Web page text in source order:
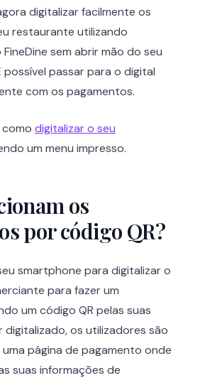
digitalizar facilmente os
restaurante utilizando
sem abrir mão do seu
possível passar para o digital
com os pagamentos.
digitalizar o seu
um menu impresso.
os
por código QR?
smartphone para digitalizar o
para fazer um
um código QR pelas suas
digitalizado, os utilizadores são
página de pagamento onde
suas informações de